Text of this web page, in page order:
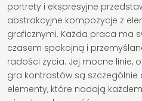
portrety i ekspresyjne
abstrakcyjne kompozycje z
graficznymi. Każda praca ma
czasem spokojną i
radości życia. Jej mocne linie,
gra kontrastów są szczególnie
elementy, które nadają